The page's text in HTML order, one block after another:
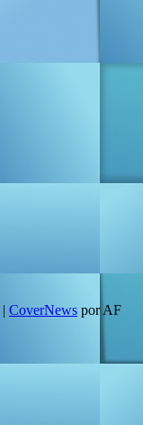
| CoverNews por AF